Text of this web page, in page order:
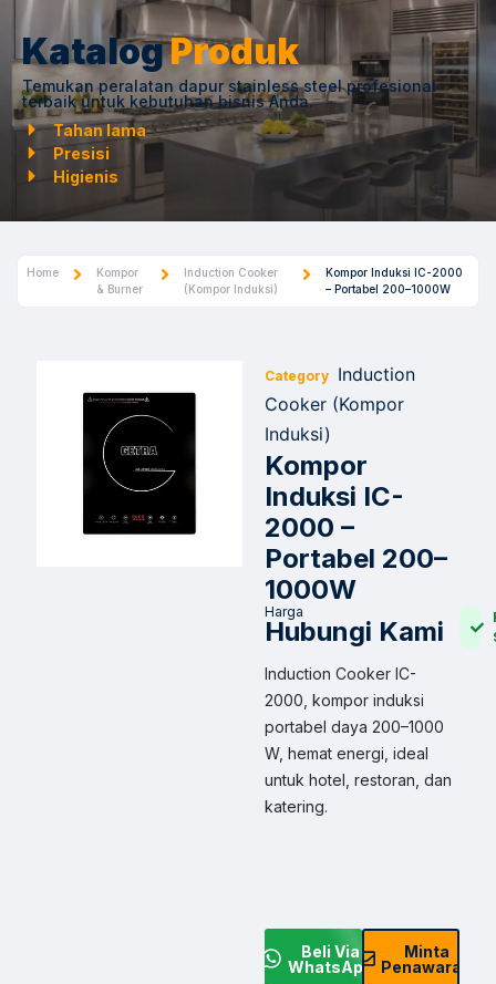
KatalogProduk
Temukan peralatan dapur stainless steel profesional
terbaik untuk kebutuhan bisnis Anda.
Tahan lama
Presisi
Higienis
Home
Kompor
& Burner
Induction Cooker
(Kompor Induksi)
Kompor Induksi IC-2000
– Portabel 200–1000W
Category Induction
Cooker (Kompor
Induksi)
Kompor
Induksi IC-
2000 –
Portabel 200–
1000W
Harga
Hubungi Kami
Induction Cooker IC-
2000, kompor induksi
portabel daya 200–1000
W, hemat energi, ideal
untuk hotel, restoran, dan
katering.
Beli Via
WhatsApp
Minta
Penawaran